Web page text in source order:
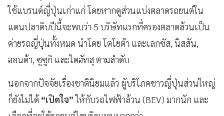
ใช้แบรนด์ญี่ปุ่นเก่าแก่ โดยหากดูส่วนแบ่งตลาดรถยนต์ใน
แดนปลาดิบปีนี้จะพบว่า 5 บริษัทแรกที่ครองตลาดล้วนเป็น
ค่ายรถญี่ปุ่นทั้งหมด นำโดย โตโยต้า และเลกซัส, นิสสัน,
ฮอนด้า, ซูซูกิ และไดฮัทสุ ตามลำดับ
นอกจากปัจจัยเรื่องชาตินิยมแล้ว ผู้บริโภคชาวญี่ปุ่นส่วนใหญ่
ก็ยังไม่ได้ “เปิดใจ”ให้กับรถไฟฟ้าล้วน (BEV) มากนัก และ